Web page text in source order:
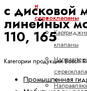
и
сервоклапаны
клапаны
с дисковой
линейных
110, 165
Категории продукции Bosch
Промышленная